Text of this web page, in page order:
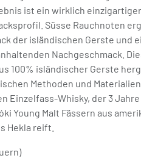
ist ein wirklich
Süsse Rauchnoten
der isländischen Gerste und
Nachgeschmack.
100% isländischer Gerste
Methoden und
Einzelfass-Whisky, der 3
Young Malt Fässern aus
Hekla reift.